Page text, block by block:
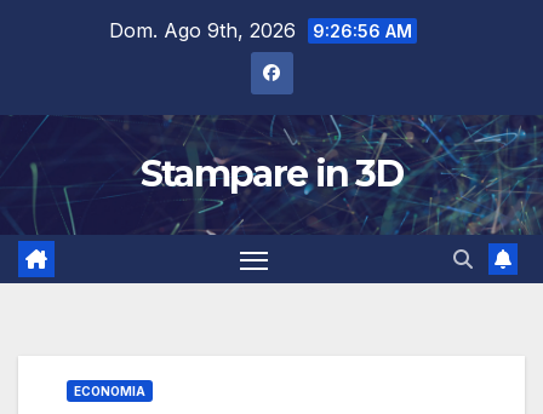
Dom. Ago 9th, 2026 9:26:57 AM
Stampare in 3D
ECONOMIA